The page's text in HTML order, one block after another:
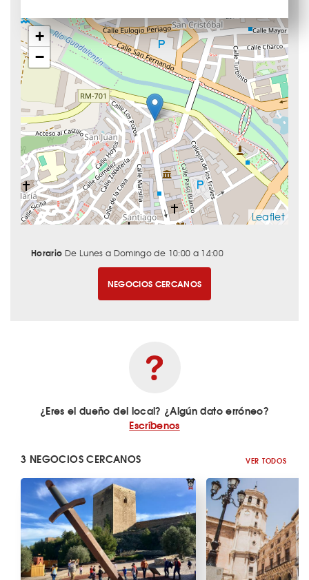
+
−
Leaflet
Horario De Lunes a Domingo de 10:00 a 14:00
NEGOCIOS CERCANOS
¿Eres el dueño del local? ¿Algún dato erróneo?
Escríbenos
3 NEGOCIOS CERCANOS VER TODOS